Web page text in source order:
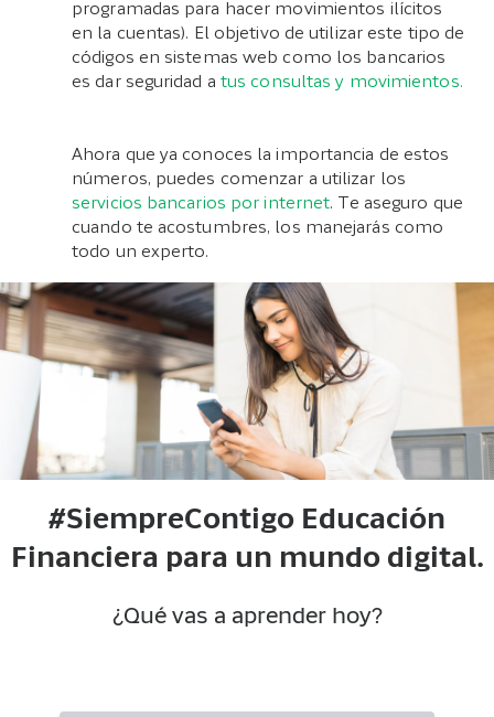
programadas para hacer movimientos ilícitos
en la cuentas). El objetivo de utilizar este tipo de
códigos en sistemas web como los bancarios
es dar seguridad a tus consultas y movimientos.
Ahora que ya conoces la importancia de estos
números, puedes comenzar a utilizar los
servicios bancarios por internet. Te aseguro que
cuando te acostumbres, los manejarás como
todo un experto.
#SiempreContigo Educación
Financiera para un mundo digital.
¿Qué vas a aprender hoy?